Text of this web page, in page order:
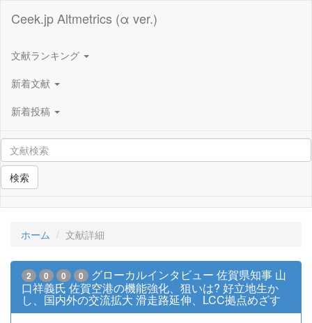
Ceek.jp Altmetrics (α ver.)
文献ランキング
新着文献
新着投稿
検索
ホーム 文献詳細
2 0 0 0
グローカルインタビュー 佐賀県知事 山
口祥義氏 佐賀空港の機能強化、狙いは? 好立地生か
し、国内外の交流拡大 滑走路延伸、LCC拠点めざす